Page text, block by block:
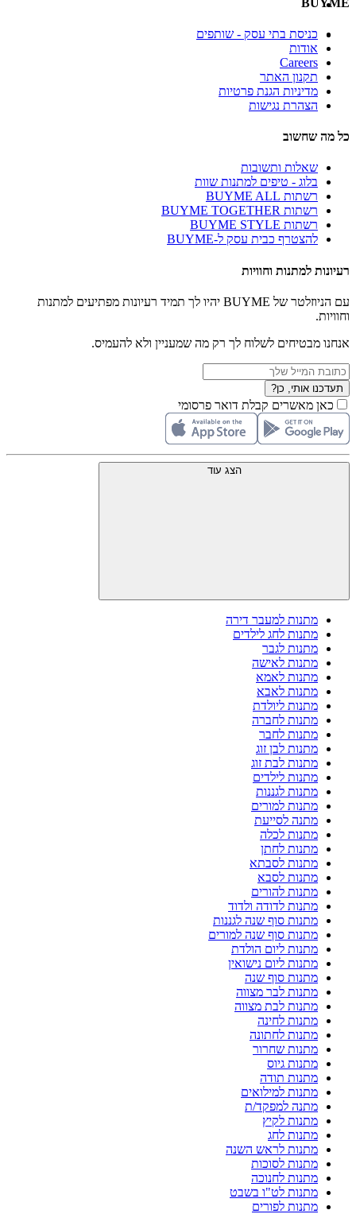
כניסת בתי עסק - שותפים
אודות
Careers
תקנון האתר
מדיניות הגנת פרטיות
הצהרת נגישות
כל מה שחשוב
שאלות ותשובות
בלוג - טיפים למתנות שוות
רשתות BUYME ALL
רשתות BUYME TOGETHER
רשתות BUYME STYLE
להצטרף כבית עסק ל-BUYME
רעיונות למתנות וחוויות
עם הניוזלטר של BUYME יהיו לך תמיד רעיונות מפתיעים למתנות
וחוויות.
אנחנו מבטיחים לשלוח לך רק מה שמעניין ולא להעמיס.
תעדכנו אותי, כן?
כאן מאשרים קבלת דואר פרסומי
הצג עוד
מתנות למעבר דירה
מתנות לחג לילדים
מתנות לגבר
מתנות לאישה
מתנות לאמא
מתנות לאבא
מתנות ליולדת
מתנות לחברה
מתנות לחבר
מתנות לבן זוג
מתנות לבת זוג
מתנות לילדים
מתנות לגננות
מתנות למורים
מתנה לסייעת
מתנות לכלה
מתנות לחתן
מתנות לסבתא
מתנות לסבא
מתנות להורים
מתנות לדודה ולדוד
מתנות סוף שנה לגננות
מתנות סוף שנה למורים
מתנות ליום הולדת
מתנות ליום נישואין
מתנות סוף שנה
מתנות לבר מצווה
מתנות לבת מצווה
מתנות לחינה
מתנות לחתונה
מתנות שחרור
מתנות גיוס
מתנות תודה
מתנות למילואים
מתנה למפקד/ת
מתנות לקיץ
מתנות לחג
מתנות לראש השנה
מתנות לסוכות
מתנות לחנוכה
מתנות לט"ו בשבט
מתנות לפורים